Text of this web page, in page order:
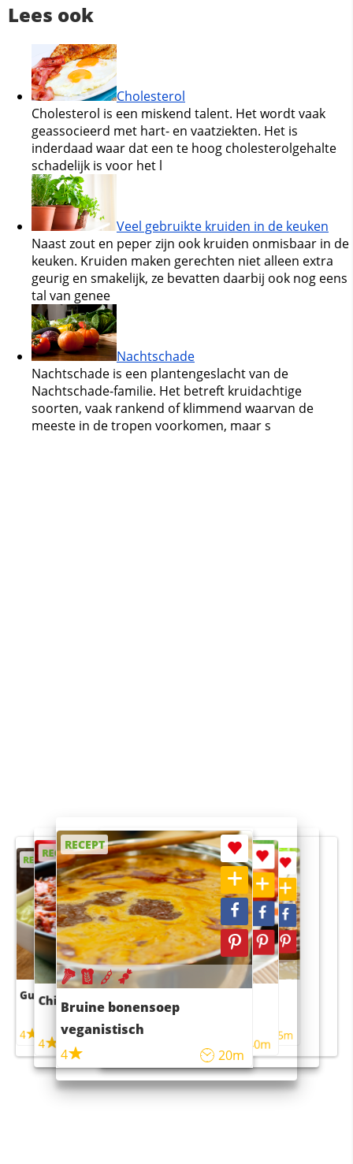
Lees ook
Cholesterol
Cholesterol is een miskend talent. Het wordt vaak
geassocieerd met hart- en vaatziekten. Het is
inderdaad waar dat een te hoog cholesterolgehalte
schadelijk is voor het l
Veel gebruikte kruiden in de keuken
Naast zout en peper zijn ook kruiden onmisbaar in de
keuken. Kruiden maken gerechten niet alleen extra
geurig en smakelijk, ze bevatten daarbij ook nog eens
tal van genee
Nachtschade
Nachtschade is een plantengeslacht van de
Nachtschade-familie. Het betreft kruidachtige
soorten, vaak rankend of klimmend waarvan de
meeste in de tropen voorkomen, maar s
RECEPT
Guacamole
4
RECEPT
Chili con carne
4 45m
RECEPT
Bruine bonensoep
veganistisch
4
20m
RECEPT
Sushi rijstsalade
maaltijdsalade
40m
RECEPT
4 55m